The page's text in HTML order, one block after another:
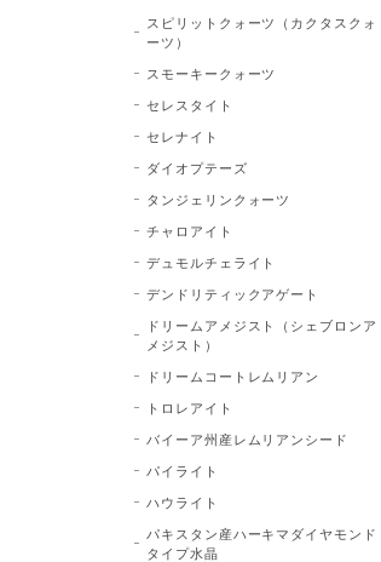
スピリットクォーツ（カクタスクォ
ーツ）
スモーキークォーツ
セレスタイト
セレナイト
ダイオプテーズ
タンジェリンクォーツ
チャロアイト
デュモルチェライト
デンドリティックアゲート
ドリームアメジスト（シェブロンア
メジスト）
ドリームコートレムリアン
トロレアイト
バイーア州産レムリアンシード
パイライト
ハウライト
パキスタン産ハーキマダイヤモンド
タイプ水晶